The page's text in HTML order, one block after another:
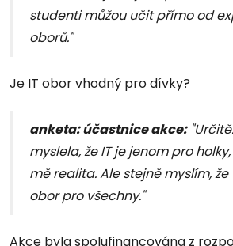
studenti můžou učit přímo od
oborů."
Je IT obor vhodný pro dívky?
anketa: účastnice akce:
myslela, že IT je jenom pro
mě realita. Ale stejně myslím,
obor pro všechny."
Akce byla spolufinancována z